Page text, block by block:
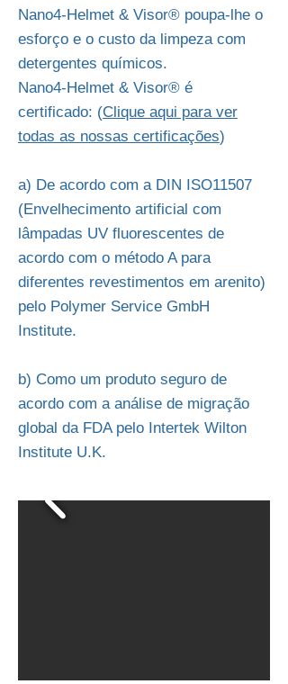
Nano4-Helmet & Visor® poupa-lhe o
esforço e o custo da limpeza com
detergentes químicos.
Nano4-Helmet & Visor® é
certificado: (Clique aqui para ver
todas as nossas certificações)
a) De acordo com a DIN ISO11507
(Envelhecimento artificial com
lâmpadas UV fluorescentes de
acordo com o método A para
diferentes revestimentos em arenito)
pelo Polymer Service GmbH
Institute.
b) Como um produto seguro de
acordo com a análise de migração
global da FDA pelo Intertek Wilton
Institute U.K.